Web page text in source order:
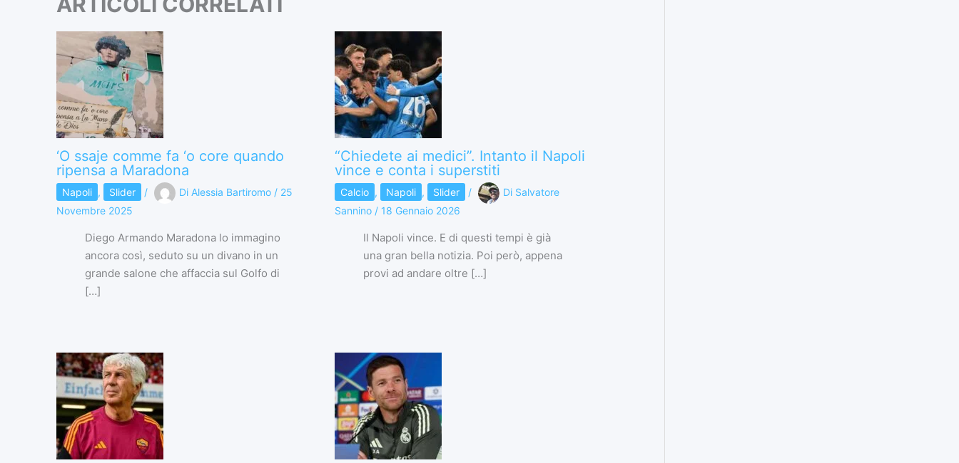
‘O ssaje comme fa ‘o core quando
ripensa a Maradona
Napoli , Slider / Di Alessia Bartiromo / 25
Novembre 2025
Diego Armando Maradona lo immagino
ancora così, seduto su un divano in un
grande salone che affaccia sul Golfo di
[…]
“Chiedete ai medici”. Intanto il Napoli
vince e conta i superstiti
Calcio , Napoli , Slider / Di Salvatore
Sannino / 18 Gennaio 2026
Il Napoli vince. E di questi tempi è già
una gran bella notizia. Poi però, appena
provi ad andare oltre […]